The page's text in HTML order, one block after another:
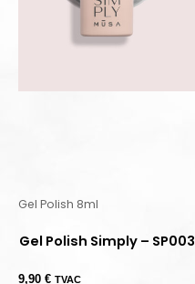
Gel Polish 8ml
Gel Polish Simply – SP003
9,90 € TVAC